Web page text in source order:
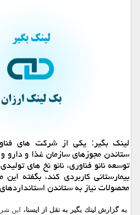
لینك بگیر: یكی از شركت های
ستاندن مجوزهای سازمان غذا و دارو
توسعه نانو فناوری، نانو نخ های
بیمارستانی كاربردی كند، بگفته
محصولات نیاز به ستاندن
به گزارش لینك بگیر به نقل از ایسنا، این